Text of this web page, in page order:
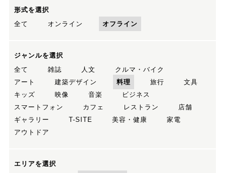
形式を選択
全て
オンライン オフライン
ジャンルを選択
全て
雑誌 人文
クルマ・バイク
アート
建築デザイン 料理 旅行
文具
キッズ
映像 音楽
ビジネス
スマートフォン
カフェ レストラン
店舗
ギャラリー
T-SITE 美容・健康
家電
アウトドア
エリアを選択